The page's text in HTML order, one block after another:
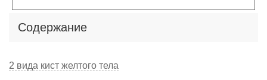
Содержание
2 вида кист желтого тела